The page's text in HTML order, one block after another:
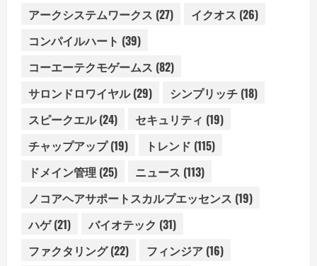
アークシステムワークス (27) イクオス (26)
コンパイルハート (39)
コーエーテクモゲームス (82)
サロンドロワイヤル(29) シンプリッチ (18)
スピークエル(24) セキュリティ (19)
チャップアップ(19) トレンド (115)
ドメイン管理 (25) ニュース (113)
ノコアヘアサポートスカルプエッセンス (19)
ハゲ(21) バイオテック (31)
ファクタリング(22) フィンジア (16)